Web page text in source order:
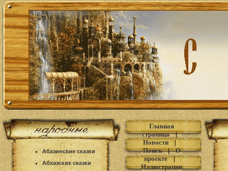
Абазинские сказки
Абхазские сказки
Главная
страница|
Новости|
Поиск|О
проекте|
Иллюстрации